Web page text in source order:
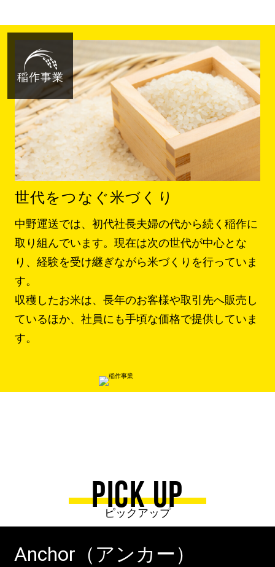
稲作事業
世代をつなぐ米づくり
中野運送では、初代社長夫婦の代から続く稲作に
取り組んでいます。現在は次の世代が中心とな
り、経験を受け継ぎながら米づくりを行っていま
す。
収穫したお米は、長年のお客様や取引先へ販売し
ているほか、社員にも手頃な価格で提供していま
す。
PICK UP
ピックアップ
Anchor（アンカー）